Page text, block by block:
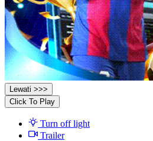
Lewati >>>
Click To Play
Turn off light
Trailer